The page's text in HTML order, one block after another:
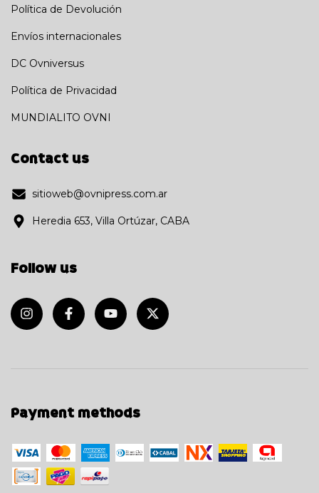
Política de Devolución
Envíos internacionales
DC Ovniversus
Política de Privacidad
MUNDIALITO OVNI
Contact us
sitioweb@ovnipress.com.ar
Heredia 653, Villa Ortúzar, CABA
Follow us
Payment methods